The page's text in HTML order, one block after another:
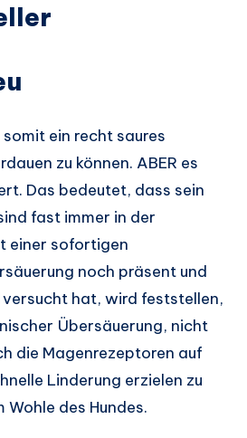
ein recht saures
zu können. ABER es
Das bedeutet, dass sein
fast immer in der
einer sofortigen
noch präsent und
versucht hat, wird feststellen,
Übersäuerung, nicht
die Magenrezeptoren auf
Linderung erzielen zu
des Hundes.